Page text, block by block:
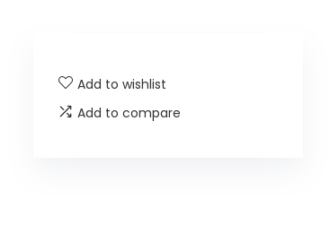
Add to wishlist
Add to compare